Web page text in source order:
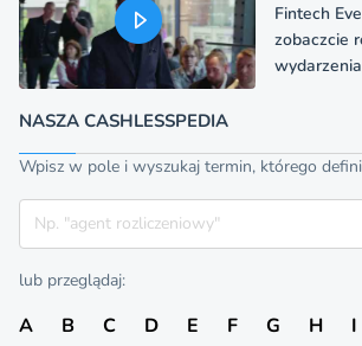
Fintech
zobaczcie
NASZA CASHLESSPEDIA
Wpisz w pole i wyszukaj termin, którego
Szukaj
lub przeglądaj:
A B C D E F G H I